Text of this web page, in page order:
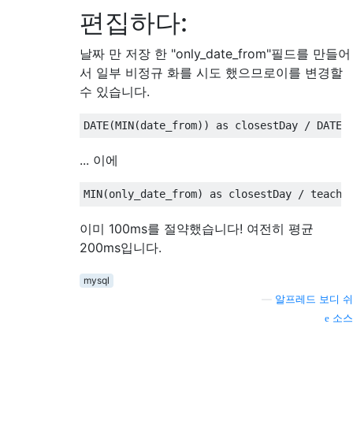
편집하다:
날짜 만 저장 한 "only_date_from"필드를 만들어
서 일부 비정규 화를 시도 했으므로이를 변경할
수 있습니다.
DATE(MIN(date_from)) as closestDay / DATE
... 이에
MIN(only_date_from) as closestDay /
이미 100ms를 절약했습니다! 여전히 평균
200ms입니다.
mysql
알프레드 보디 쉬
소스